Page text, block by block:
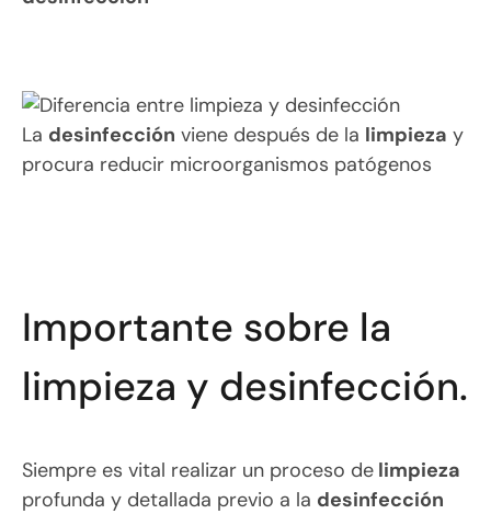
La desinfección viene después de la limpieza y
procura reducir microorganismos patógenos
Importante sobre la
limpieza y desinfección.
Siempre es vital realizar un proceso de limpieza
profunda y detallada previo a la desinfección